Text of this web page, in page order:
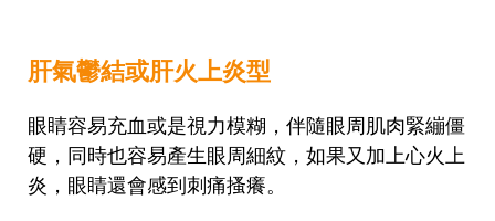
肝氣鬱結或肝火上炎型
眼睛容易充血或是視力模糊，伴隨眼周肌肉緊繃僵
硬，同時也容易產生眼周細紋，如果又加上心火上
炎，眼睛還會感到刺痛搔癢。